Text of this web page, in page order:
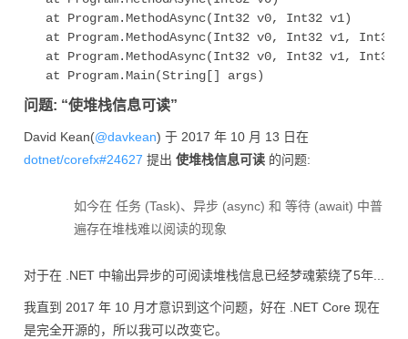
   at Program.MethodAsync(Int32 v0, Int32 v1)
at Program.MethodAsync(Int32 v0, Int32 v1, Int32
at Program.MethodAsync(Int32 v0, Int32 v1, Int32
问题: “使堆栈信息可读”
David Kean(@davkean) 于 2017 年 10 月 13 日在
dotnet/corefx#24627 提出 使堆栈信息可读 的问题:
如今在 任务 (Task)、异步 (async) 和 等待 (await) 中普
遍存在堆栈难以阅读的现象
对于在 .NET 中输出异步的可阅读堆栈信息已经梦魂萦绕了5年...
我直到 2017 年 10 月才意识到这个问题，好在 .NET Core 现在
是完全开源的，所以我可以改变它。